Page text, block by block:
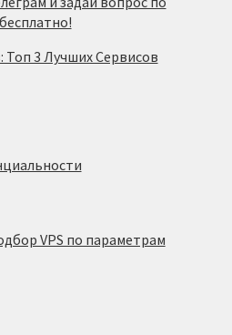
3 Лучших Сервисов
VPS по параметрам